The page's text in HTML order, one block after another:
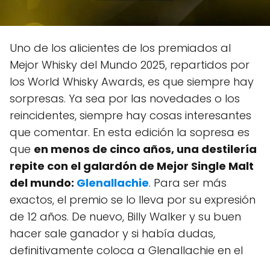
Uno de los alicientes de los premiados al
Mejor Whisky del Mundo 2025, repartidos por
los World Whisky Awards, es que siempre hay
sorpresas. Ya sea por las novedades o los
reincidentes, siempre hay cosas interesantes
que comentar. En esta edición la sopresa es
que en menos de cinco años, una destilería
repite con el galardón de Mejor Single Malt
del mundo: Glenallachie. Para ser más
exactos, el premio se lo lleva por su expresión
de 12 años. De nuevo, Billy Walker y su buen
hacer sale ganador y si había dudas,
definitivamente coloca a Glenallachie en el